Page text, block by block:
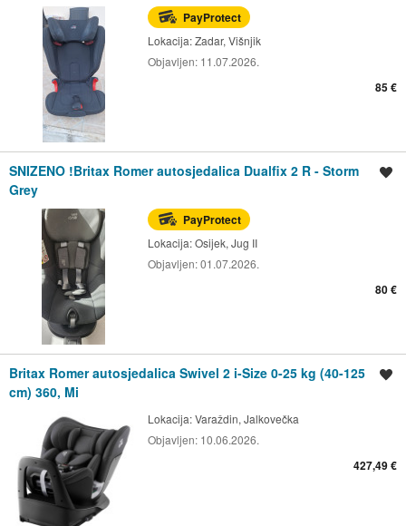
PayProtect
Lokacija:Zadar, Višnjik
Objavljen: 11.07.2026.
85 €
SNIZENO !Britax Romer autosjedalica Dualfix 2 R - Storm
Grey
PayProtect
Lokacija:Osijek, Jug II
Objavljen:01.07.2026.
80 €
Britax Romer autosjedalica Swivel 2 i-Size 0-25 kg (40-125
cm) 360, Mi
Lokacija:Varaždin, Jalkovečka
Objavljen: 10.06.2026.
427,49 €